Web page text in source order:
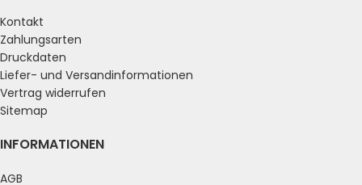
Kontakt
Zahlungsarten
Druckdaten
Liefer- und Versandinformationen
Vertrag widerrufen
Sitemap
INFORMATIONEN
AGB